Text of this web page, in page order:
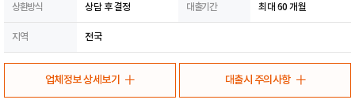
상환방식 상담 후 결정 대출기간 최대 60 개월
지역 전국
업체정보 상세보기 대출시 주의사항